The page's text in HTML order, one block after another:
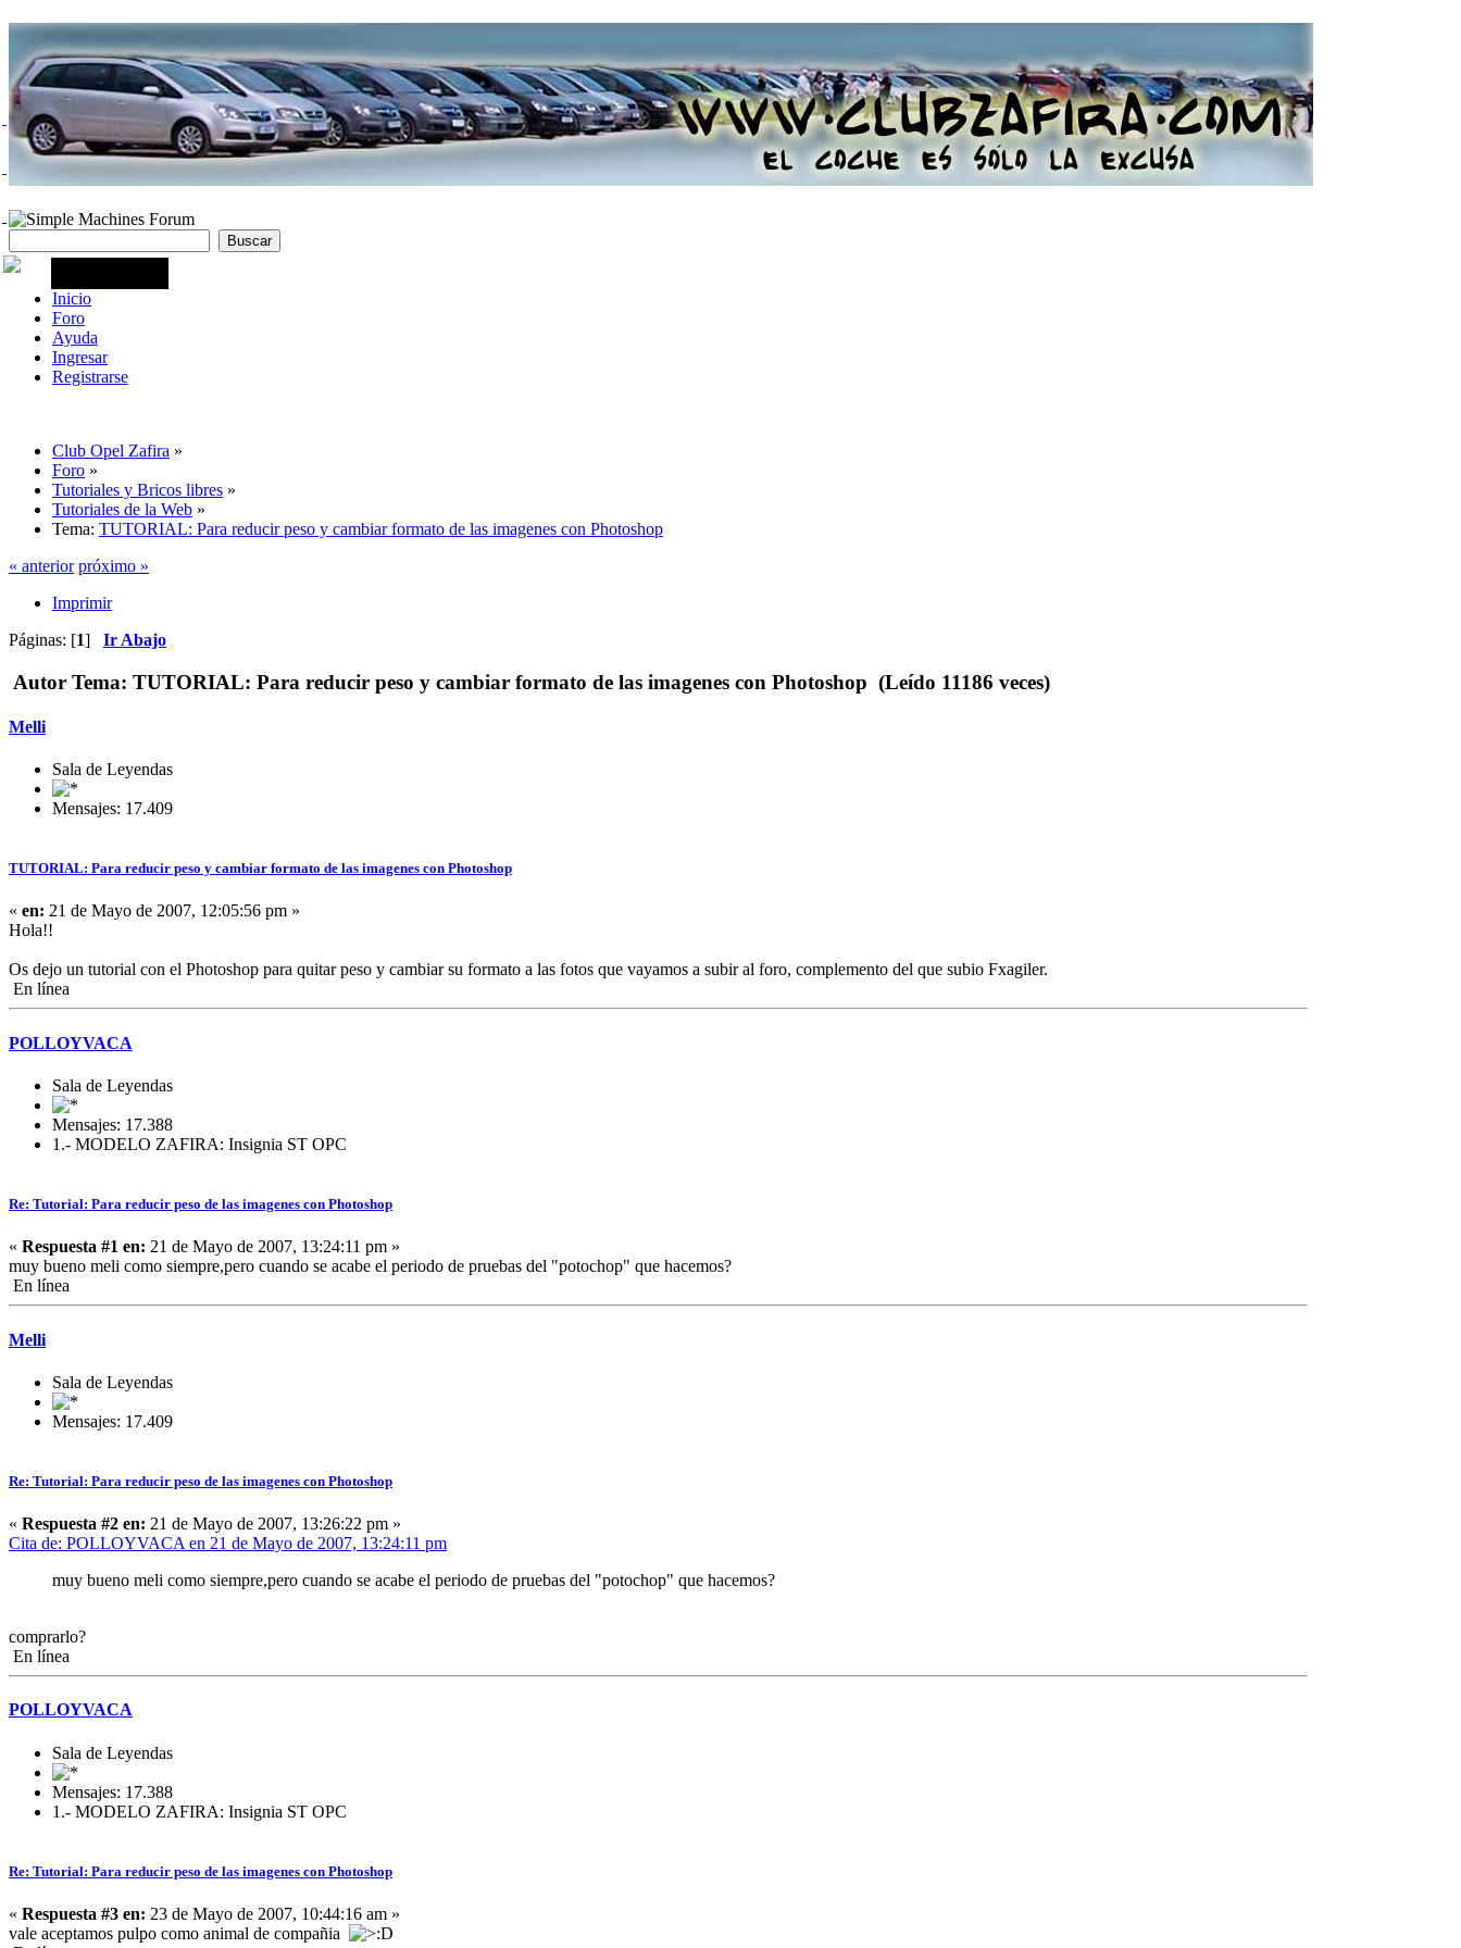
Inicio
Foro
Ayuda
Ingresar
Registrarse
Club Opel Zafira »
Foro »
Tutoriales y Bricos libres »
Tutoriales de la Web »
Tema: TUTORIAL: Para reducir peso y cambiar formato de las imagenes con Photoshop
« anterior próximo »
Imprimir
Páginas: [1] Ir Abajo
Autor Tema: TUTORIAL: Para reducir peso y cambiar formato de las imagenes con Photoshop (Leído 11186 veces)
Melli
Sala de Leyendas
Mensajes: 17.409
TUTORIAL: Para reducir peso y cambiar formato de las imagenes con Photoshop
« en: 21 de Mayo de 2007, 12:05:56 pm »
Hola!!
Os dejo un tutorial con el Photoshop para quitar peso y cambiar su formato a las fotos que vayamos a subir al foro, complemento del que subio Fxagiler.
En línea
POLLOYVACA
Sala de Leyendas
Mensajes: 17.388
1.- MODELO ZAFIRA: Insignia ST OPC
Re: Tutorial: Para reducir peso de las imagenes con Photoshop
« Respuesta #1 en: 21 de Mayo de 2007, 13:24:11 pm »
muy bueno meli como siempre,pero cuando se acabe el periodo de pruebas del "potochop" que hacemos?
En línea
Melli
Sala de Leyendas
Mensajes: 17.409
Re: Tutorial: Para reducir peso de las imagenes con Photoshop
« Respuesta #2 en: 21 de Mayo de 2007, 13:26:22 pm »
Cita de: POLLOYVACA en 21 de Mayo de 2007, 13:24:11 pm
muy bueno meli como siempre,pero cuando se acabe el periodo de pruebas del "potochop" que hacemos?
comprarlo?
En línea
POLLOYVACA
Sala de Leyendas
Mensajes: 17.388
1.- MODELO ZAFIRA: Insignia ST OPC
Re: Tutorial: Para reducir peso de las imagenes con Photoshop
« Respuesta #3 en: 23 de Mayo de 2007, 10:44:16 am »
vale aceptamos pulpo como animal de compañia